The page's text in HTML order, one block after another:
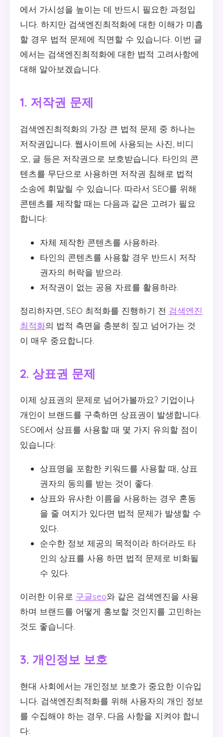
에서 가시성을 높이는 데 반드시 필요한 과정입
니다. 하지만 검색엔진최적화에 대한 이해가 미흡
할 경우 법적 문제에 직면할 수 있습니다. 이번 글
에서는 검색엔진최적화에 대한 법적 고려사항에
대해 알아보겠습니다.
1. 저작권 문제
검색엔진최적화의 가장 큰 법적 문제 중 하나는
저작권입니다. 웹사이트에 사용되는 사진, 비디
오, 글 등은 저작권으로 보호받습니다. 타인의 콘
텐츠를 무단으로 사용하면 저작권 침해로 법적
소송에 휘말릴 수 있습니다. 따라서 SEO를 위해
콘텐츠를 제작할 때는 다음과 같은 고려가 필요
합니다:
자체 제작한 콘텐츠를 사용하라.
타인의 콘텐츠를 사용할 경우 반드시 저작
권자의 허락을 받으라.
저작권이 없는 공용 자료를 활용하라.
정리하자면, SEO 최적화를 진행하기 전 검색엔진
최적화의 법적 측면을 충분히 짚고 넘어가는 것
이 매우 중요합니다.
2. 상표권 문제
이제 상표권의 문제로 넘어가볼까요? 기업이나
개인이 브랜드를 구축하면 상표권이 발생합니다.
SEO에서 상표를 사용할 때 몇 가지 유의할 점이
있습니다:
상표명을 포함한 키워드를 사용할 때, 상표
권자의 동의를 받는 것이 좋다.
상표와 유사한 이름을 사용하는 경우 혼동
을 줄 여지가 있다면 법적 문제가 발생할 수
있다.
순수한 정보 제공의 목적이라 하더라도 타
인의 상표를 사용 하면 법적 문제로 비화될
수 있다.
이러한 이유로 구글seo와 같은 검색엔진을 사용
하며 브랜드를 어떻게 홍보할 것인지를 고민하는
것도 좋습니다.
3. 개인정보 보호
현대 사회에서는 개인정보 보호가 중요한 이슈입
니다. 검색엔진최적화를 위해 사용자의 개인 정보
를 수집해야 하는 경우, 다음 사항을 지켜야 합니
다: